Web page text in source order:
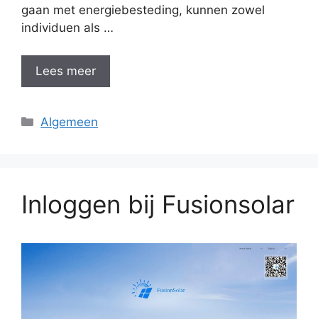
gaan met energiebesteding, kunnen zowel
individuen als …
Lees meer
Categorieën
Algemeen
Inloggen bij Fusionsolar